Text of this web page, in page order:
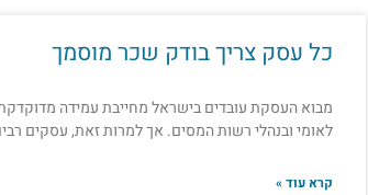
כל עסק צריך בודק שכר מוסמך
מבוא העסקת עובדים בישראל מחייבת עמידה מדוקדקת
לאומי ובנהלי רשות המסים. אך למרות זאת, עסקים
קרא עוד »